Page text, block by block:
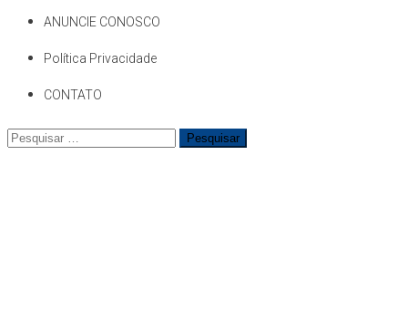
ANUNCIE CONOSCO
Política Privacidade
CONTATO
Pesquisar